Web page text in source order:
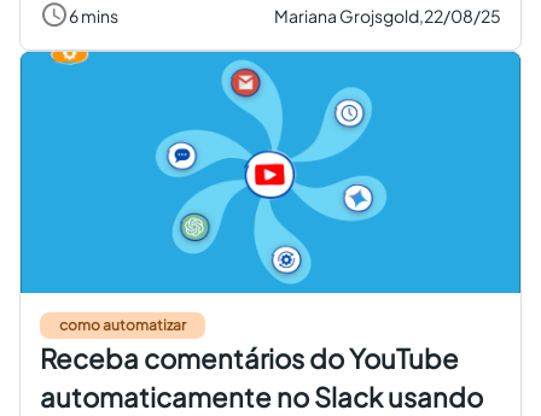
6 mins Mariana Grojsgold,22/08/25
como automatizar
Receba comentários do YouTube
automaticamente no Slack usando